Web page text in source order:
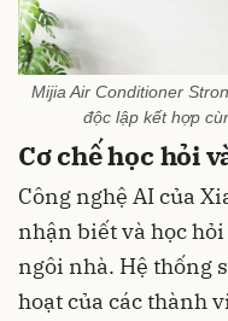
Mijia Air Conditioner
độc lập kết hợp
Cơ chế học hỏi
Công nghệ AI của
nhận biết và học
ngôi nhà. Hệ thống
hoạt của các thành